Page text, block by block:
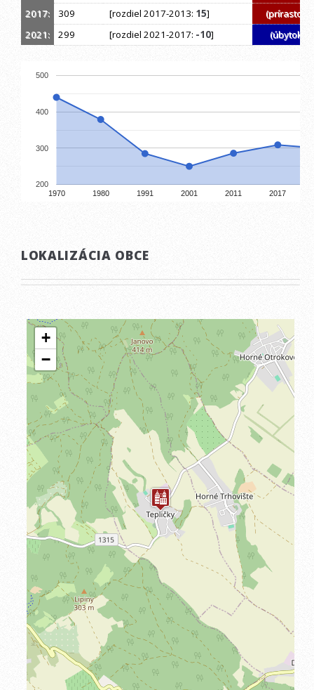
2017:
309 [rozdiel 2017-2013: 15]
(prírastok)
2021:
299 [rozdiel 2021-2017: -10] (úbytok)
1970 1980 1991 2001 2011 2017
200
300
400
500
LOKALIZÁCIA OBCE